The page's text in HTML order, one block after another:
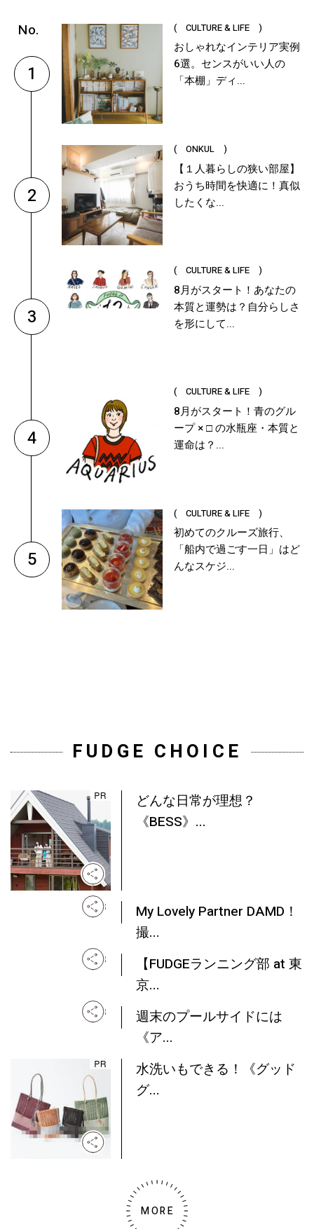
1
( CULTURE & LIFE )
おしゃれなインテリア実例
6選。センスがいい人の
「本棚」ディ...
2
( ONKUL )
【１人暮らしの狭い部屋】
おうち時間を快適に！真似
したくな...
3
( CULTURE & LIFE )
8月がスタート！あなたの
本質と運勢は？自分らしさ
を形にして...
4
( CULTURE & LIFE )
8月がスタート！青のグル
ープ × □ の水瓶座・本質と
運命は？...
5
( CULTURE & LIFE )
初めてのクルーズ旅行、
「船内で過ごす一日」はど
んなスケジ...
FUDGE CHOICE
どんな日常が理想？
《BESS》...
My Lovely Partner DAMD！
撮...
【FUDGEランニング部 at 東
京...